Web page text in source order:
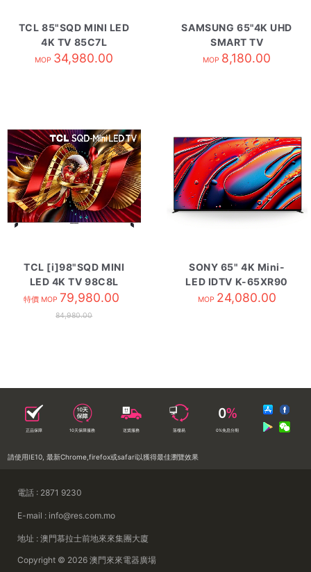
TCL 85"SQD MINI LED
4K TV 85C7L
MOP 34,980.00
SAMSUNG 65"4K UHD
SMART TV
UA65U8500HJXZK
MOP 8,180.00
TCL [i]98"SQD MINI
LED 4K TV 98C8L
特價 MOP 79,980.00
84,980.00
SONY 65" 4K Mini-
LED IDTV K-65XR90
MOP 24,080.00
正品保障 10天保障服務 送貨服務 落樓易 0%免息分期
請使用IE10, 最新Chrome,firefox或safari以獲得最佳瀏覽效果
電話 : 2871 9230
E-mail : info@res.com.mo
地址 : 澳門慕拉士前地來來集團大廈
Copyright © 2026 澳門來來電器廣場